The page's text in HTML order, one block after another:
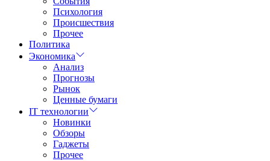
Психология
Происшествия
Прочее
Политика
Экономика
Анализ
Прогнозы
Рынок
Ценные бумаги
IT технологии
Новинки
Обзоры
Гаджеты
Прочее